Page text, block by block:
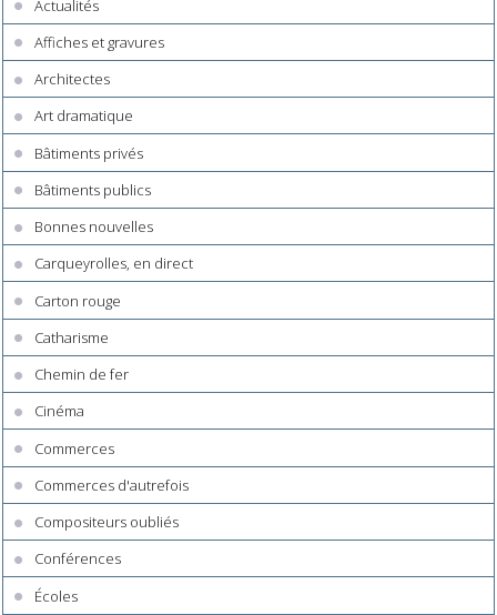
Actualités
Affiches et gravures
Architectes
Art dramatique
Bâtiments privés
Bâtiments publics
Bonnes nouvelles
Carqueyrolles, en direct
Carton rouge
Catharisme
Chemin de fer
Cinéma
Commerces
Commerces d'autrefois
Compositeurs oubliés
Conférences
Écoles